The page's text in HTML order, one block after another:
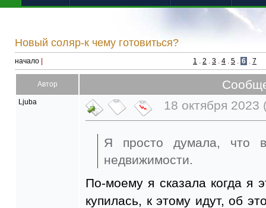
Новый соляр-к чему готовиться?
начало 1 . 2 . 3 . 4 . 5 . 6 . 7
Автор
Ljuba 18 октября 2023
Я просто думала, что
недвижимости.
По-моему я сказала когда
купилась, к этому идут, об